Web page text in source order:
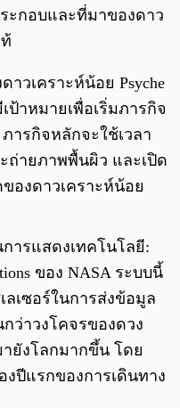
ะกอบและที่มาของดาว
าวเคราะห์น้อย Psyche
ป้าหมายเพื่อเริ่มภารกิจ
ารกิจหลักจะใช้เวลา
ถ่ายภาพพื้นผิว และเปิด
องดาวเคราะห์น้อย
ารแสดงเทคโนโลยี:
ของ NASA ระบบนี้
เซอร์ในการส่งข้อมูล
กว่าวงโคจรของดวง
ยังโลกมากขึ้น โดย
ปีแรกของการเดินทาง